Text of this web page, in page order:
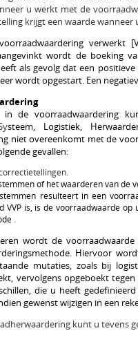
u werkt met de
krijgt een waarde
verwerkt
wordt de boeking
als gevolg dat een
wordt opgestart. Een
in de voorraadwaardering
steem, Logistiek,
niet overeenkomt met de
gevallen:
of het waarderen van de
resulteert in een
VVP is, is de voorraadwaarde
.
wordt de
Hiervoor
mutaties, zoals bij
vervolgens opgeboekt
die u heeft
gewenst wijzigen in een
kunt u tevens